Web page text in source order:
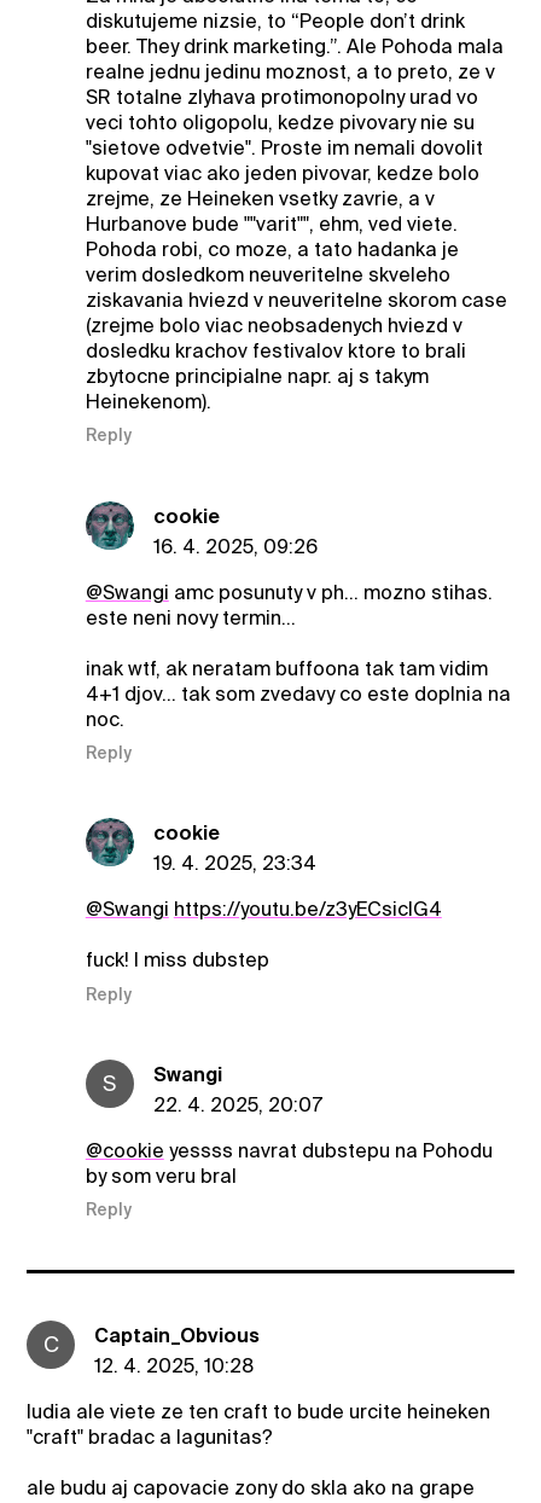
diskutujeme nizsie, to “People don’t drink
beer. They drink marketing.”. Ale Pohoda mala
realne jednu jedinu moznost, a to preto, ze v
SR totalne zlyhava protimonopolny urad vo
veci tohto oligopolu, kedze pivovary nie su
"sietove odvetvie". Proste im nemali dovolit
kupovat viac ako jeden pivovar, kedze bolo
zrejme, ze Heineken vsetky zavrie, a v
Hurbanove bude ""varit"", ehm, ved viete.
Pohoda robi, co moze, a tato hadanka je
verim dosledkom neuveritelne skveleho
ziskavania hviezd v neuveritelne skorom case
(zrejme bolo viac neobsadenych hviezd v
dosledku krachov festivalov ktore to brali
zbytocne principialne napr. aj s takym
Heinekenom).
Reply
cookie
16. 4. 2025, 09:26
@Swangi amc posunuty v ph... mozno stihas.
este neni novy termin...
inak wtf, ak neratam buffoona tak tam vidim
4+1 djov... tak som zvedavy co este doplnia na
noc.
Reply
cookie
19. 4. 2025, 23:34
@Swangi https://youtu.be/z3yECsiclG4
fuck! I miss dubstep
Reply
S
Swangi
22. 4. 2025, 20:07
@cookie yessss navrat dubstepu na Pohodu
by som veru bral
Reply
C
Captain_Obvious
12. 4. 2025, 10:28
ludia ale viete ze ten craft to bude urcite heineken
"craft" bradac a lagunitas?
ale budu aj capovacie zony do skla ako na grape